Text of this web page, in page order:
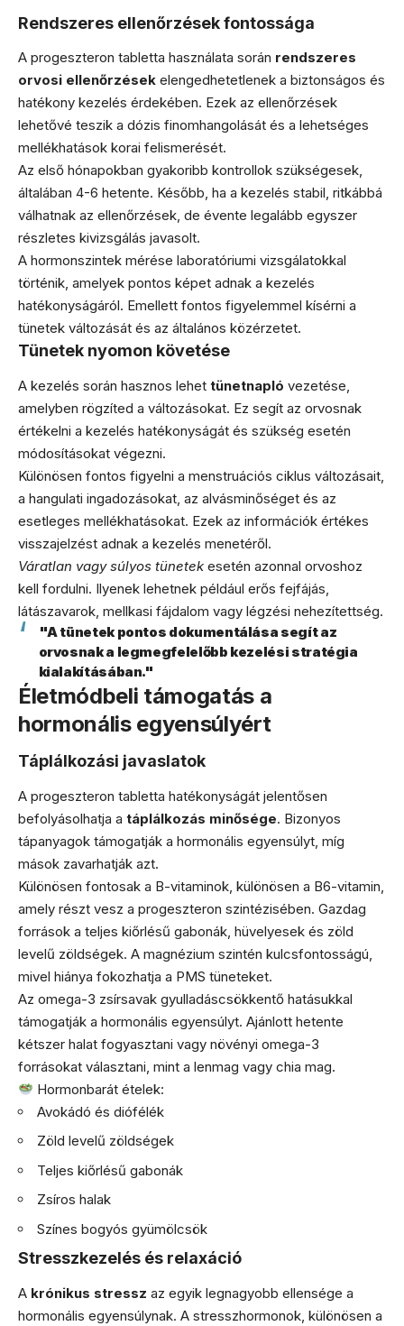
Rendszeres ellenőrzések fontossága
A progeszteron tabletta használata során rendszeres
orvosi ellenőrzések elengedhetetlenek a biztonságos és
hatékony kezelés érdekében. Ezek az ellenőrzések
lehetővé teszik a dózis finomhangolását és a lehetséges
mellékhatások korai felismerését.
Az első hónapokban gyakoribb kontrollok szükségesek,
általában 4-6 hetente. Később, ha a kezelés stabil, ritkábbá
válhatnak az ellenőrzések, de évente legalább egyszer
részletes kivizsgálás javasolt.
A hormonszintek mérése laboratóriumi vizsgálatokkal
történik, amelyek pontos képet adnak a kezelés
hatékonyságáról. Emellett fontos figyelemmel kísérni a
tünetek változását és az általános közérzetet.
Tünetek nyomon követése
A kezelés során hasznos lehet tünetnapló vezetése,
amelyben rögzíted a változásokat. Ez segít az orvosnak
értékelni a kezelés hatékonyságát és szükség esetén
módosításokat végezni.
Különösen fontos figyelni a menstruációs ciklus változásait,
a hangulati ingadozásokat, az alvásminőséget és az
esetleges mellékhatásokat. Ezek az információk értékes
visszajelzést adnak a kezelés menetéről.
Váratlan vagy súlyos tünetek esetén azonnal orvoshoz
kell fordulni. Ilyenek lehetnek például erős fejfájás,
látászavarok, mellkasi fájdalom vagy légzési nehezítettség.
"A tünetek pontos dokumentálása segít az
orvosnak a legmegfelelőbb kezelési stratégia
kialakításában."
Életmódbeli támogatás a
hormonális egyensúlyért
Táplálkozási javaslatok
A progeszteron tabletta hatékonyságát jelentősen
befolyásolhatja a táplálkozás minősége. Bizonyos
tápanyagok támogatják a hormonális egyensúlyt, míg
mások zavarhatják azt.
Különösen fontosak a B-vitaminok, különösen a B6-vitamin,
amely részt vesz a progeszteron szintézisében. Gazdag
források a teljes kiőrlésű gabonák, hüvelyesek és zöld
levelű zöldségek. A magnézium szintén kulcsfontosságú,
mivel hiánya fokozhatja a PMS tüneteket.
Az omega-3 zsírsavak gyulladáscsökkentő hatásukkal
támogatják a hormonális egyensúlyt. Ajánlott hetente
kétszer halat fogyasztani vagy növényi omega-3
forrásokat választani, mint a lenmag vagy chia mag.
Hormonbarát ételek:
Avokádó és diófélék
Zöld levelű zöldségek
Teljes kiőrlésű gabonák
Zsíros halak
Színes bogyós gyümölcsök
Stresszkezelés és relaxáció
A krónikus stressz az egyik legnagyobb ellensége a
hormonális egyensúlynak. A stresszhormonok, különösen a